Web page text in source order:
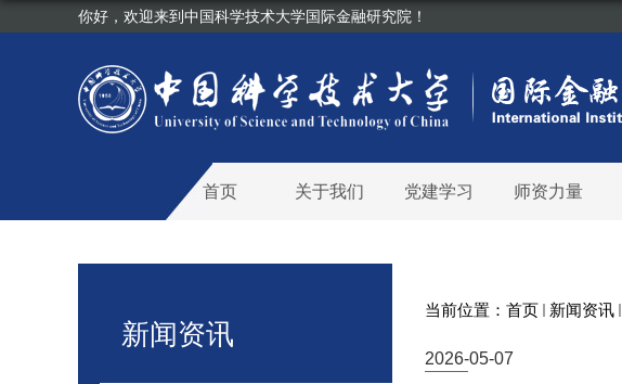
你好，欢迎来到中国科学技术大学国际金融研究院！
首页 关于我们 党建学习 师资力量
新闻资讯
当前位置： 首页 新闻资讯
2026-05-07